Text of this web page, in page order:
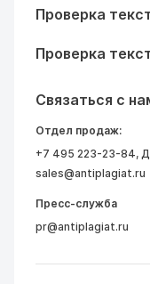
Проверка
Проверка
Связаться с
Отдел продаж:
+7 495 223-23-84,
sales@antiplagiat.ru
Пресс-служба
pr@antiplagiat.ru